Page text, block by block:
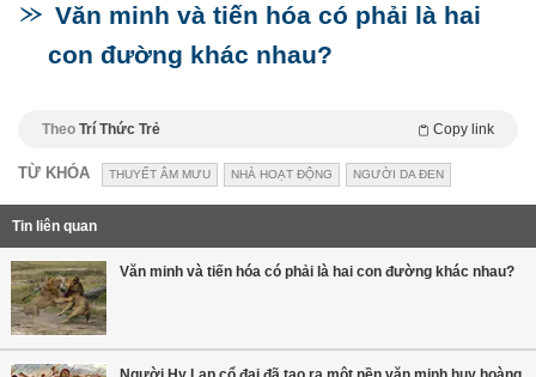
Văn minh và tiến hóa có phải là hai
con đường khác nhau?
Theo Trí Thức Trẻ Copy link
TỪ KHÓA THUYẾT ÂM MƯU NHÀ HOẠT ĐỘNG NGƯỜI DA ĐEN
Tin liên quan
Văn minh và tiến hóa có phải là hai con đường khác nhau?